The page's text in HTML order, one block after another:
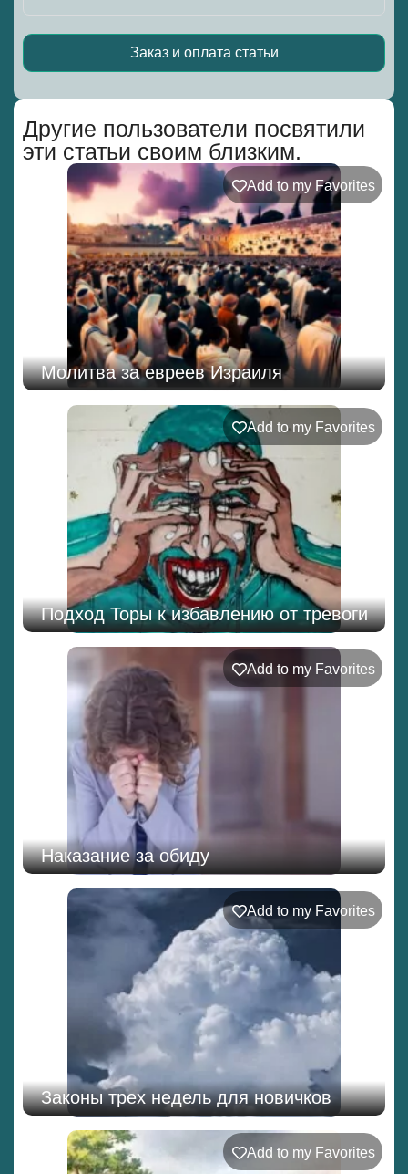
Другие пользователи посвятили
эти статьи своим близким.
Add to my Favorites
Молитва за евреев Израиля
Add to my Favorites
Подход Торы к избавлению от тревоги
Add to my Favorites
Наказание за обиду
Add to my Favorites
Законы трех недель для новичков
Add to my Favorites
Заказ и оплата статьи
Alternative: